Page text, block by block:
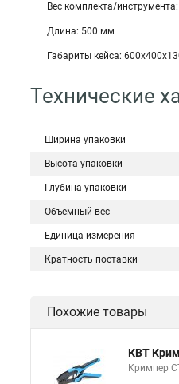
Вес комплекта/
Длина: 500 мм
Габариты кейса:
Технические
Ширина упаковки
Высота упаковки
Глубина упаковки
Объемный вес
Единица измерения
Кратность поставки
Похожие товары
КВТ
Кримпер